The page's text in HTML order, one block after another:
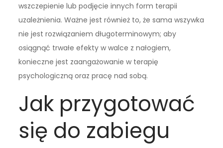
wszczepienie lub podjęcie innych form terapii
uzależnienia. Ważne jest również to, że sama wszywka
nie jest rozwiązaniem długoterminowym; aby
osiągnąć trwałe efekty w walce z nałogiem,
konieczne jest zaangażowanie w terapię
psychologiczną oraz pracę nad sobą.
Jak przygotować
się do zabiegu